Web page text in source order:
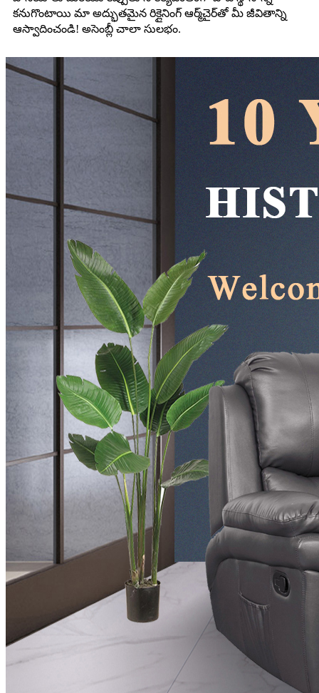
కనుగొంటాయి మా అద్భుతమైన రిక్లైనింగ్ ఆర్మ్‌చైర్‌తో మీ జీవితాన్ని
ఆస్వాదించండి! అసెంబ్లీ చాలా సులభం.